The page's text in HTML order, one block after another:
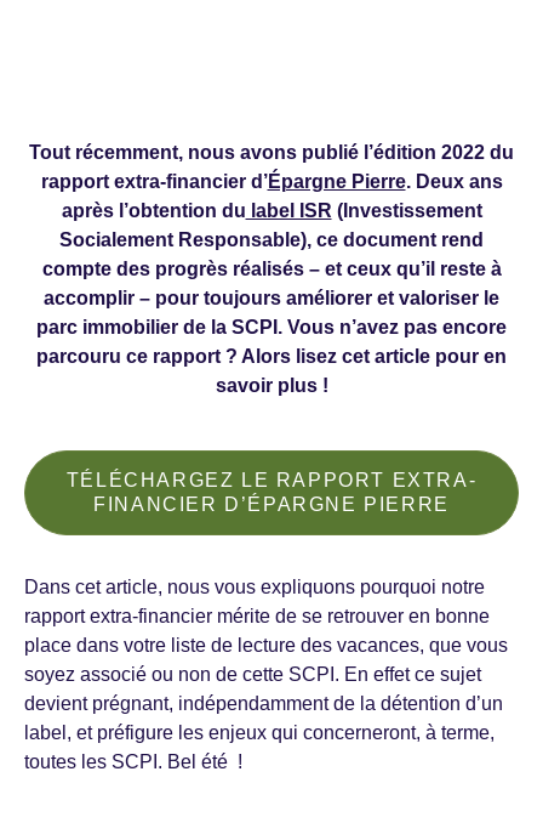
Tout récemment, nous avons publié l’édition 2022 du
rapport extra-financier d’Épargne Pierre. Deux ans
après l’obtention du label ISR (Investissement
Socialement Responsable), ce document rend
compte des progrès réalisés – et ceux qu’il reste à
accomplir – pour toujours améliorer et valoriser le
parc immobilier de la SCPI. Vous n’avez pas encore
parcouru ce rapport ? Alors lisez cet article pour en
savoir plus !
TÉLÉCHARGEZ LE RAPPORT EXTRA-
FINANCIER D’ÉPARGNE PIERRE
Dans cet article, nous vous expliquons pourquoi notre
rapport extra-financier mérite de se retrouver en bonne
place dans votre liste de lecture des vacances, que vous
soyez associé ou non de cette SCPI. En effet ce sujet
devient prégnant, indépendamment de la détention d’un
label, et préfigure les enjeux qui concerneront, à terme,
toutes les SCPI. Bel été !